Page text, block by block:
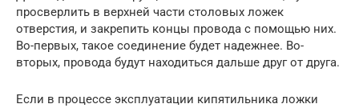
просверлить в верхней части столовых ложек
отверстия, и закрепить концы провода с помощью них.
Во-первых, такое соединение будет надежнее. Во-
вторых, провода будут находиться дальше друг от друга.
Если в процессе эксплуатации кипятильника ложки